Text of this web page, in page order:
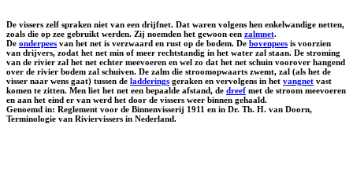
De vissers zelf spraken niet van een drijfnet. Dat waren volgens hen enkelwandige netten,
zoals die op zee gebruikt werden. Zij noemden het gewoon een zalmnet.
De onderpees van het net is verzwaard en rust op de bodem. De bovenpees is voorzien
van drijvers, zodat het net min of meer rechtstandig in het water zal staan. De stroming
van de rivier zal het net echter meevoeren en wel zo dat het net schuin voorover hangend
over de rivier bodem zal schuiven. De zalm die stroomopwaarts zwemt, zal (als het de
visser naar wens gaat) tussen de ladderings geraken en vervolgens in het vangnet vast
komen te zitten. Men liet het net een bepaalde afstand, de dreef met de stroom meevoeren
en aan het eind er van werd het door de vissers weer binnen gehaald.
Genoemd in: Reglement voor de Binnenvisserij 1911 en in Dr. Th. H. van Doorn,
Terminologie van Riviervissers in Nederland.